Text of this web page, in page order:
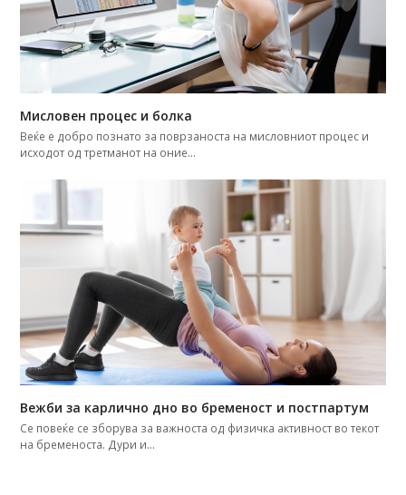
Мисловен процес и болка
Веќе е добро познатo за поврзаноста на мисловниот процес и
исходот од третманот на оние…
Вежби за карлично дно во бременост и постпартум
Се повеќе се зборува за важноста од физичка активност во текот
на бременоста. Дури и…